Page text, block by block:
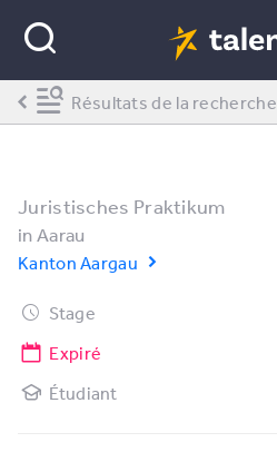
Juristisches Praktikum
in Aarau
Kanton Aargau
Stage
Expiré
Étudiant
Résultats de la recherche